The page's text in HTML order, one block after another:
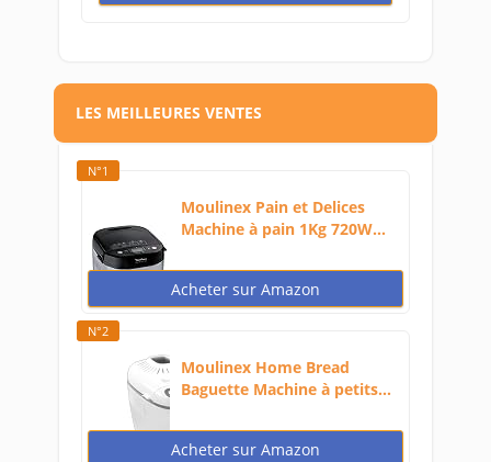
LES MEILLEURES VENTES
N°1
Moulinex Pain et Delices
Machine à pain 1Kg 720W...
Acheter sur Amazon
N°2
Moulinex Home Bread
Baguette Machine à petits...
Acheter sur Amazon